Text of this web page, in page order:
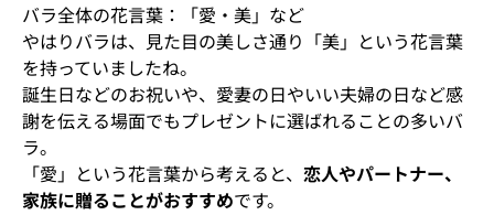
バラ全体の花言葉：「愛・美」など
やはりバラは、見た目の美しさ通り「美」という花言葉
を持っていましたね。
誕生日などのお祝いや、愛妻の日やいい夫婦の日など感
謝を伝える場面でもプレゼントに選ばれることの多いバ
ラ。
「愛」という花言葉から考えると、 恋人やパートナー、
家族に贈ることがおすすめです。